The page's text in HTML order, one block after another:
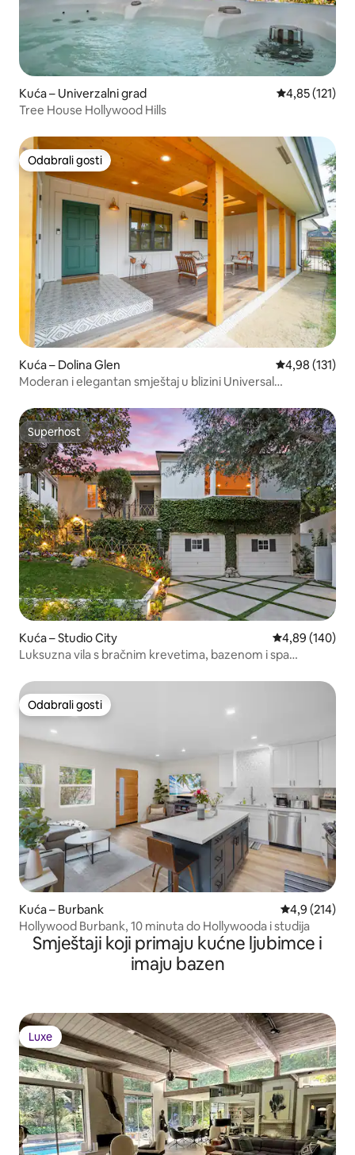
Kuća – Univerzalni grad Prosječna
4,85 (121)
Tree House Hollywood Hills
Odabrali gosti
Odabrali gosti
Kuća – Dolina Glen Prosječna
4,98 (131)
Moderan i elegantan smještaj u blizini Universal
Superhost
Superhost
Kuća – Studio City Prosječna
4,89 (140)
Luksuzna vila s bračnim krevetima, bazenom i spa
Odabrali gosti
Odabrali gosti
Kuća – Burbank Prosječna
4,9 (214)
Hollywood Burbank, 10 minuta do Hollywooda i studija
Smještaji koji primaju kućne ljubimce i
imaju bazen
Luxe
Luxe